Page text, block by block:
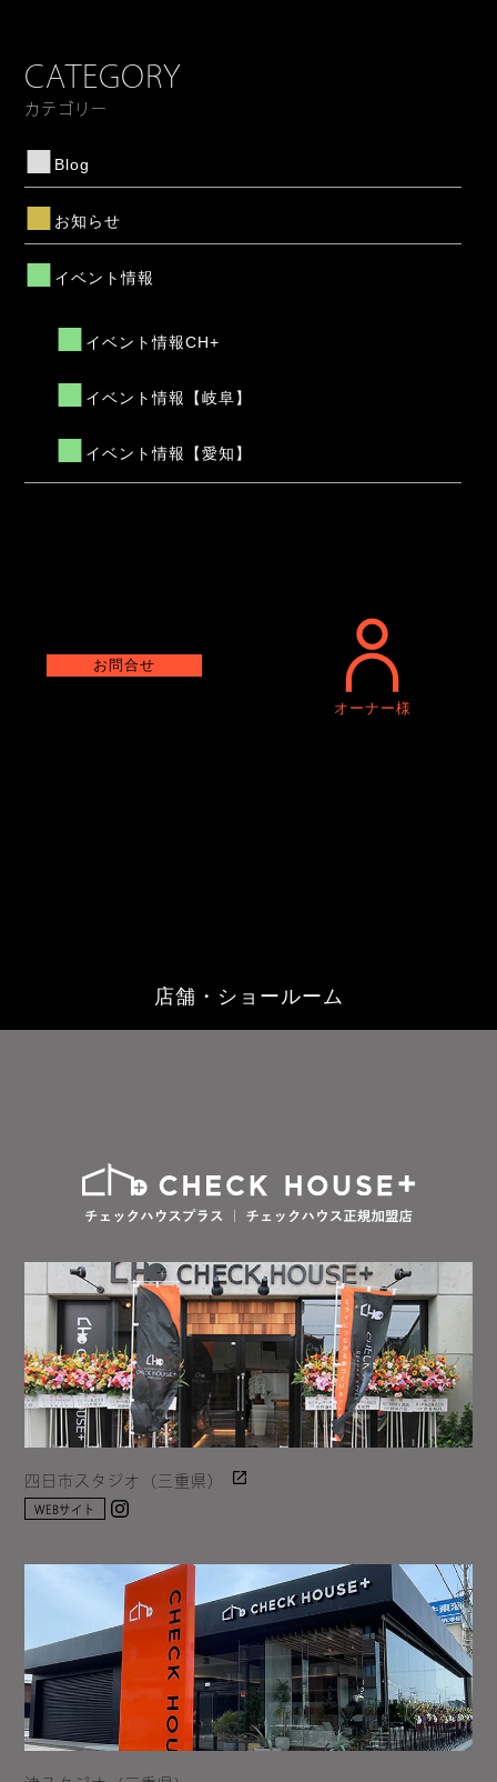
CATEGORY
カテゴリー
Blog
お知らせ
イベント情報
イベント情報CH+
イベント情報【岐阜】
イベント情報【愛知】
お問合せ
オーナー様
店舗・ショールーム
四日市スタジオ（三重県）
WEBサイト